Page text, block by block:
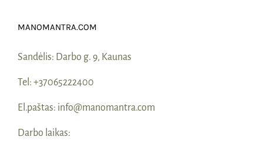
MANOMANTRA.COM
Sandėlis: Darbo g. 9, Kaunas
Tel: +37065222400
El.paštas: info@manomantra.com
Darbo laikas: